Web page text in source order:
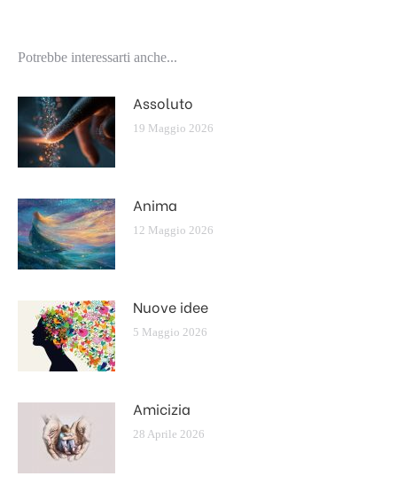
Potrebbe interessarti anche...
Assoluto
19 Maggio 2026
Anima
12 Maggio 2026
Nuove idee
5 Maggio 2026
Amicizia
28 Aprile 2026